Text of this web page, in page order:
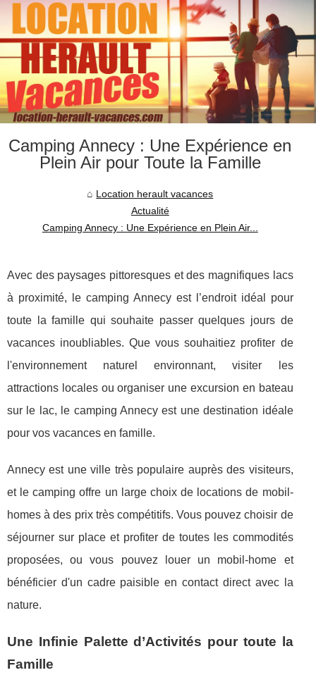
Camping Annecy : Une Expérience en
Plein Air pour Toute la Famille
Location herault vacances
Actualité
Camping Annecy : Une Expérience en Plein Air...
Avec des paysages pittoresques et des magnifiques lacs
à proximité, le camping Annecy est l’endroit idéal pour
toute la famille qui souhaite passer quelques jours de
vacances inoubliables. Que vous souhaitiez profiter de
l'environnement naturel environnant, visiter les
attractions locales ou organiser une excursion en bateau
sur le lac, le camping Annecy est une destination idéale
pour vos vacances en famille.
Annecy est une ville très populaire auprès des visiteurs,
et le camping offre un large choix de locations de mobil-
homes à des prix très compétitifs. Vous pouvez choisir de
séjourner sur place et profiter de toutes les commodités
proposées, ou vous pouvez louer un mobil-home et
bénéficier d'un cadre paisible en contact direct avec la
nature.
Une Infinie Palette d’Activités pour toute la
Famille